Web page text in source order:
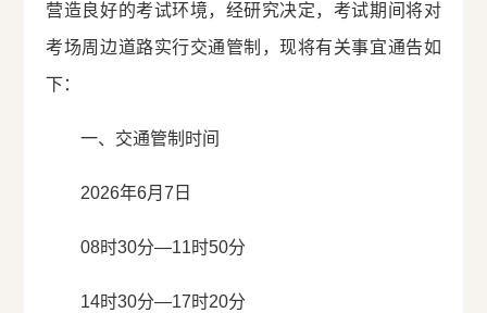
营造良好的考试环境，经研究决定，考试期间将对
考场周边道路实行交通管制，现将有关事宜通告如
下：
一、交通管制时间
2026年6月7日
08时30分—11时50分
14时30分—17时20分